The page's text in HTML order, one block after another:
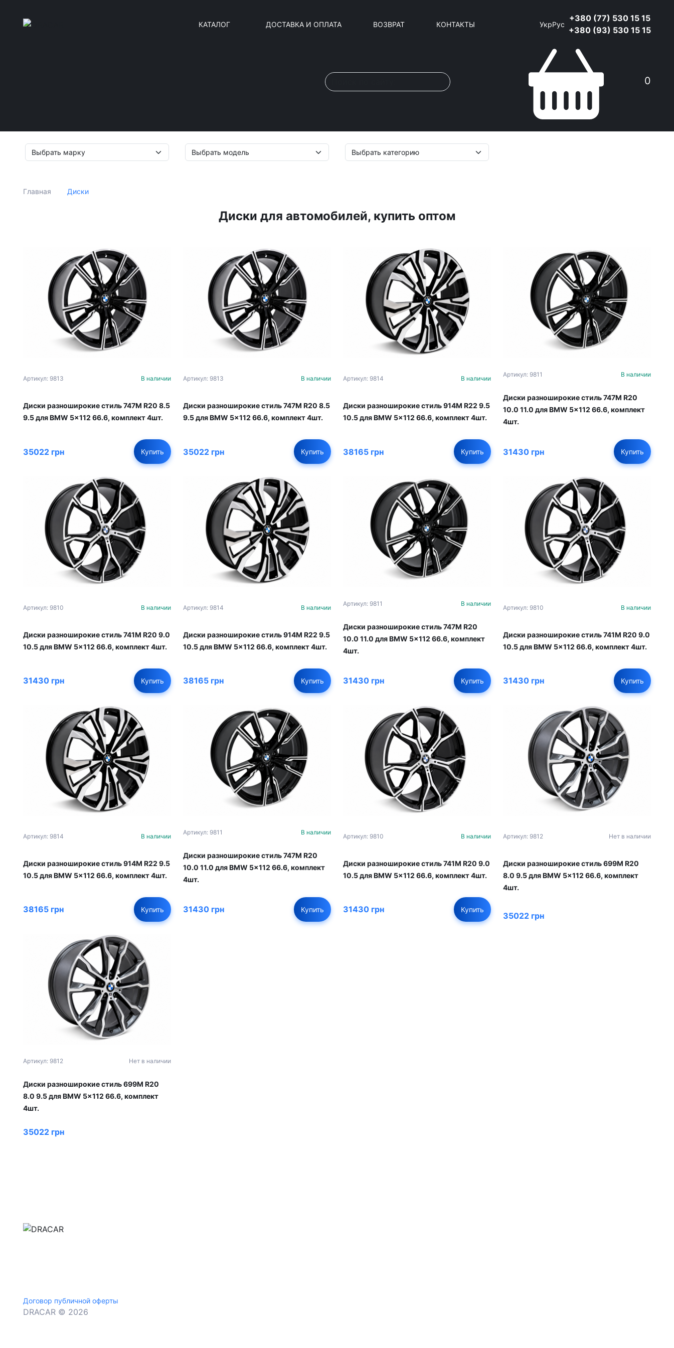
КАТАЛОГ ДОСТАВКА И ОПЛАТА ВОЗВРАТ КОНТАКТЫ УкрРус
+380 (77) 530 15 15
+380 (93) 530 15 15
0
Главная Диски
Диски для автомобилей, купить оптом
Артикул: 9813 В наличии
Диски разноширокие стиль 747M R20 8.5
9.5 для BMW 5x112 66.6, комплект 4шт.
35022 грн Купить
Артикул: 9813 В наличии
Диски разноширокие стиль 747M R20 8.5
9.5 для BMW 5x112 66.6, комплект 4шт.
35022 грн Купить
Артикул: 9814 В наличии
Диски разноширокие стиль 914M R22 9.5
10.5 для BMW 5x112 66.6, комплект 4шт.
38165 грн Купить
Артикул: 9811 В наличии
Диски разноширокие стиль 747M R20
10.0 11.0 для BMW 5x112 66.6, комплект
4шт.
31430 грн Купить
Артикул: 9810 В наличии
Диски разноширокие стиль 741M R20 9.0
10.5 для BMW 5x112 66.6, комплект 4шт.
31430 грн Купить
Артикул: 9814 В наличии
Диски разноширокие стиль 914M R22 9.5
10.5 для BMW 5x112 66.6, комплект 4шт.
38165 грн Купить
Артикул: 9811 В наличии
Диски разноширокие стиль 747M R20
10.0 11.0 для BMW 5x112 66.6, комплект
4шт.
31430 грн Купить
Артикул: 9810 В наличии
Диски разноширокие стиль 741M R20 9.0
10.5 для BMW 5x112 66.6, комплект 4шт.
31430 грн Купить
Артикул: 9814 В наличии
Диски разноширокие стиль 914M R22 9.5
10.5 для BMW 5x112 66.6, комплект 4шт.
38165 грн Купить
Артикул: 9811 В наличии
Диски разноширокие стиль 747M R20
10.0 11.0 для BMW 5x112 66.6, комплект
4шт.
31430 грн Купить
Артикул: 9810 В наличии
Диски разноширокие стиль 741M R20 9.0
10.5 для BMW 5x112 66.6, комплект 4шт.
31430 грн Купить
Артикул: 9812 Нет в наличии
Диски разноширокие стиль 699M R20
8.0 9.5 для BMW 5x112 66.6, комплект
4шт.
35022 грн
Артикул: 9812 Нет в наличии
Диски разноширокие стиль 699M R20
8.0 9.5 для BMW 5x112 66.6, комплект
4шт.
35022 грн
Договор публичной оферты
DRACAR © 2026